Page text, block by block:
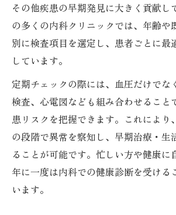
その他疾患の早期発見に大きく貢献し
の多くの内科クリニックでは、年齢や
別に検査項目を選定し、患者ごとに最
しています。
定期チェックの際には、血圧だけでな
検査、心電図なども組み合わせること
患リスクを把握できます。これにより
の段階で異常を察知し、早期治療・生
ることが可能です。忙しい方や健康に
年に一度は内科での健康診断を受ける
います。